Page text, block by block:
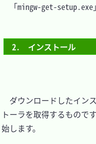
「mingw-get-setup.exe
2.　インストール
ダウンロードしたイン
トーラを取得するもので
始します。